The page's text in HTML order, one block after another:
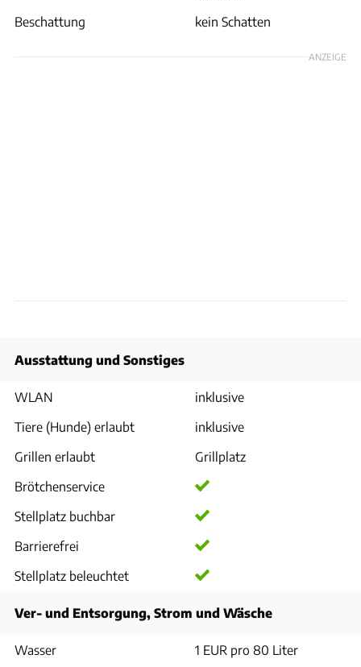
Beschattung
kein Schatten
ANZEIGE
Ausstattung und Sonstiges
WLAN
inklusive
Tiere (Hunde) erlaubt
inklusive
Grillen erlaubt
Grillplatz
Brötchenservice
Stellplatz buchbar
Barrierefrei
Stellplatz beleuchtet
Ver- und Entsorgung, Strom und Wäsche
Wasser
1 EUR pro 80 Liter